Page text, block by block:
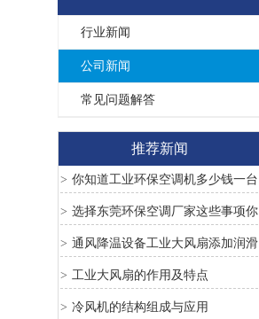
行业新闻
公司新闻
常见问题解答
推荐新闻
> 你知道工业环保空调机多少钱一台
吗？这些坑一定要避免
> 选择东莞环保空调厂家这些事项你
知道吗？
> 通风降温设备工业大风扇添加润滑
油的保养
> 工业大风扇的作用及特点
> 冷风机的结构组成与应用